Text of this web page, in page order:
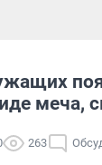
меча,
263